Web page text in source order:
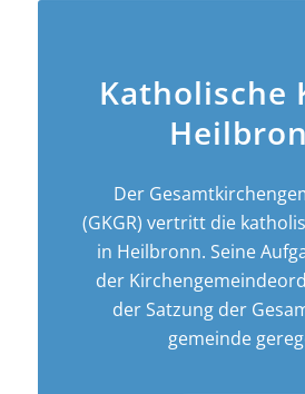
Katholische
Der
(GKGR) vertritt die
in Heilbronn. Seine
der
der Satzung der
gemeinde